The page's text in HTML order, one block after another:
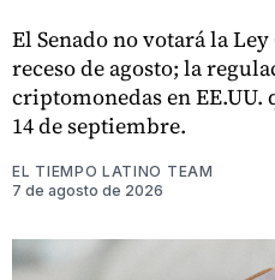
El Senado no votará la
receso de agosto; la
criptomonedas en EE.UU.
14 de septiembre.
EL TIEMPO LATINO TEAM
7 de agosto de 2026